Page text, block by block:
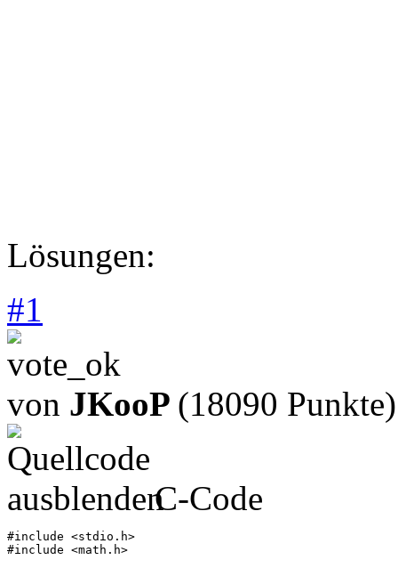
Lösungen:
#1
von JKooP (18090 Punkte)
C-Code
#include <stdio.h>
#include <math.h>